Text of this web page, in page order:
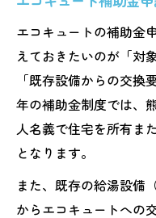
エコキュートの補助金
えておきたいのが「対
「既存設備からの交換
年の補助金制度では、
人名義で住宅を所有ま
となります。
また、既存の給湯設備
からエコキュートへの